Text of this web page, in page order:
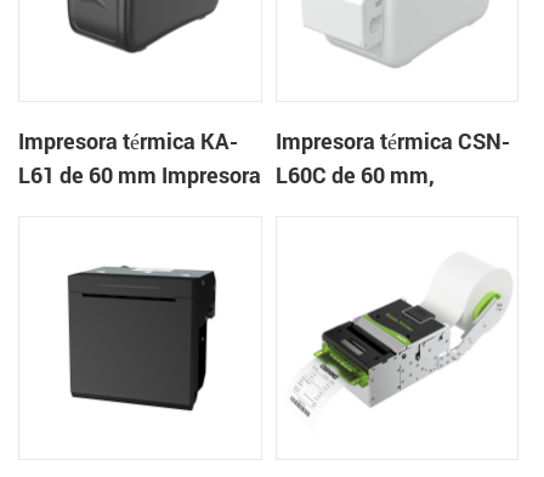
Impresora térmica KA-
L61 de 60 mm Impresora
Impresora térmica CSN-
L60C de 60 mm,
etiquetas con cortador